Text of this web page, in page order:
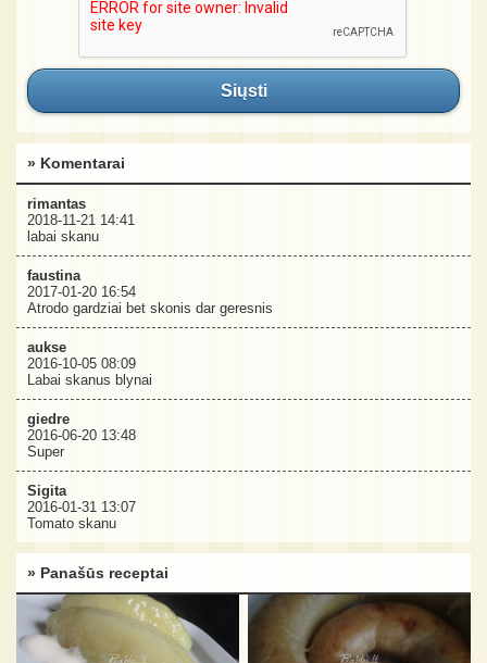
Siųsti
» Komentarai
rimantas
2018-11-21 14:41
labai skanu
faustina
2017-01-20 16:54
Atrodo gardziai bet skonis dar geresnis
aukse
2016-10-05 08:09
Labai skanus blynai
giedre
2016-06-20 13:48
Super
Sigita
2016-01-31 13:07
Tomato skanu
» Panašūs receptai